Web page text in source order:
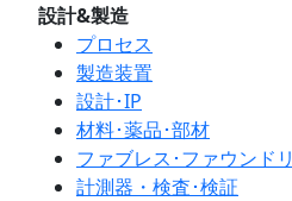
設計&製造
プロセス
製造装置
設計･IP
材料･薬品･部材
ファブレス･ファウンドリ
計測器・検査･検証